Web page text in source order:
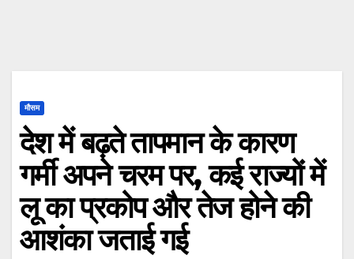
मौसम
देश में बढ़ते तापमान के कारण
गर्मी अपने चरम पर, कई राज्यों में
लू का प्रकोप और तेज होने की
आशंका जताई गई